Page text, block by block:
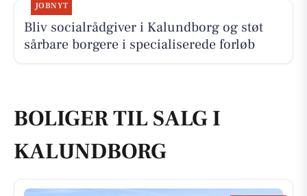
JOBNYT
Bliv socialrådgiver i Kalundborg og støt
sårbare borgere i specialiserede forløb
BOLIGER TIL SALG I
KALUNDBORG